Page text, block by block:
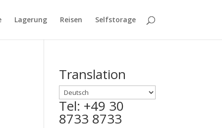
Lagerung Reisen Selfstorage
Translation
Tel: +49 30
8733 8733